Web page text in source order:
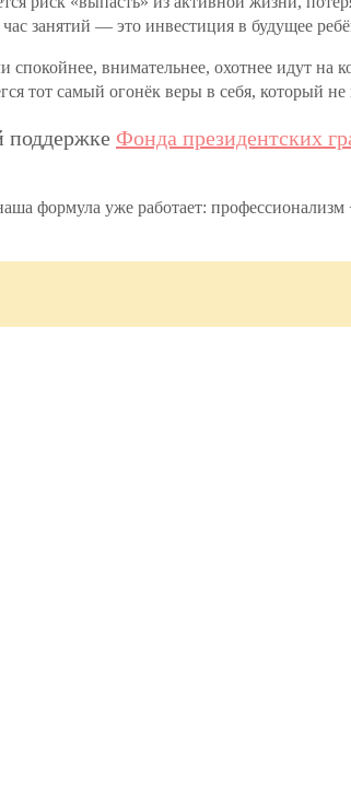
занятий — это инвестиция в будущее
внимательнее, охотнее идут на
тот самый огонёк веры в себя, который
поддержке Фонда президентских
уже работает: профессионализм +